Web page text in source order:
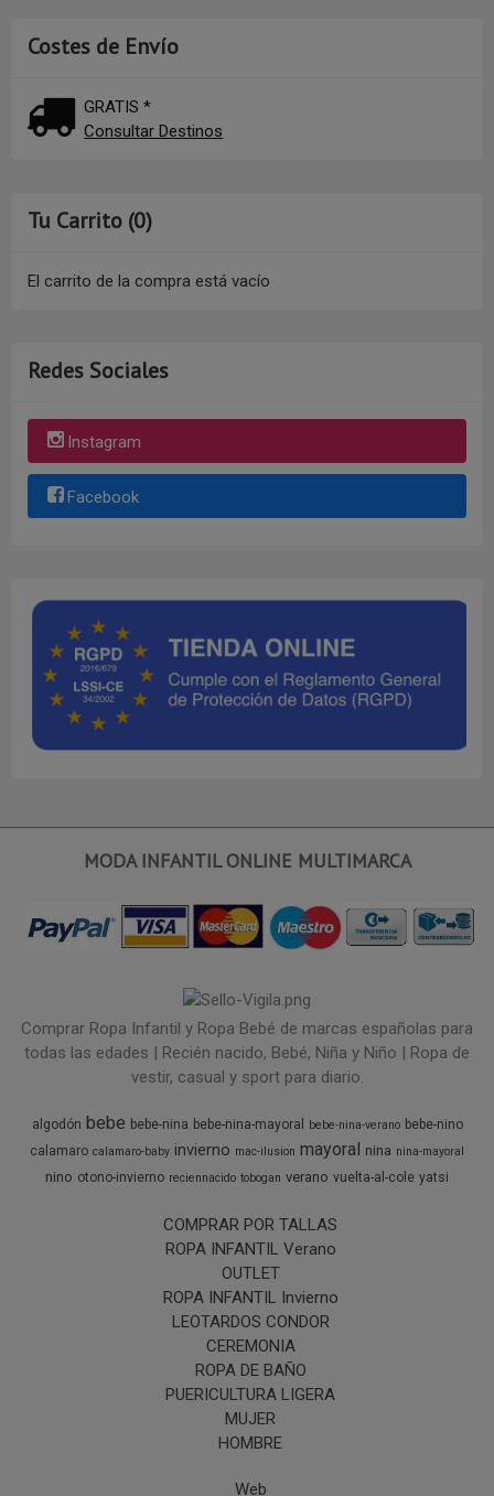
Costes de Envío
GRATIS *
Consultar Destinos
Tu Carrito (0)
El carrito de la compra está vacío
Redes Sociales
Instagram
Facebook
MODA INFANTIL ONLINE MULTIMARCA
Comprar Ropa Infantil y Ropa Bebé de marcas españolas para
todas las edades | Recién nacido, Bebé, Niña y Niño | Ropa de
vestir, casual y sport para diario.
algodón bebe bebe-nina bebe-nina-mayoral bebe-nina-verano bebe-nino
calamaro calamaro-baby invierno mac-ilusion mayoral nina nina-mayoral
nino otono-invierno reciennacido tobogan verano vuelta-al-cole yatsi
COMPRAR POR TALLAS
ROPA INFANTIL Verano
OUTLET
ROPA INFANTIL Invierno
LEOTARDOS CONDOR
CEREMONIA
ROPA DE BAÑO
PUERICULTURA LIGERA
MUJER
HOMBRE
Web